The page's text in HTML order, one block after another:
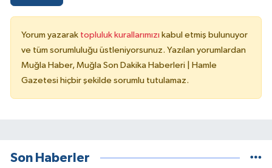
Yorum yazarak topluluk kurallarımızı kabul etmiş bulunuyor
ve tüm sorumluluğu üstleniyorsunuz. Yazılan yorumlardan
Muğla Haber, Muğla Son Dakika Haberleri | Hamle
Gazetesi hiçbir şekilde sorumlu tutulamaz.
Son Haberler